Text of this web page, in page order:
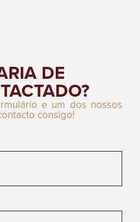
DE
e um dos nossos
consigo!